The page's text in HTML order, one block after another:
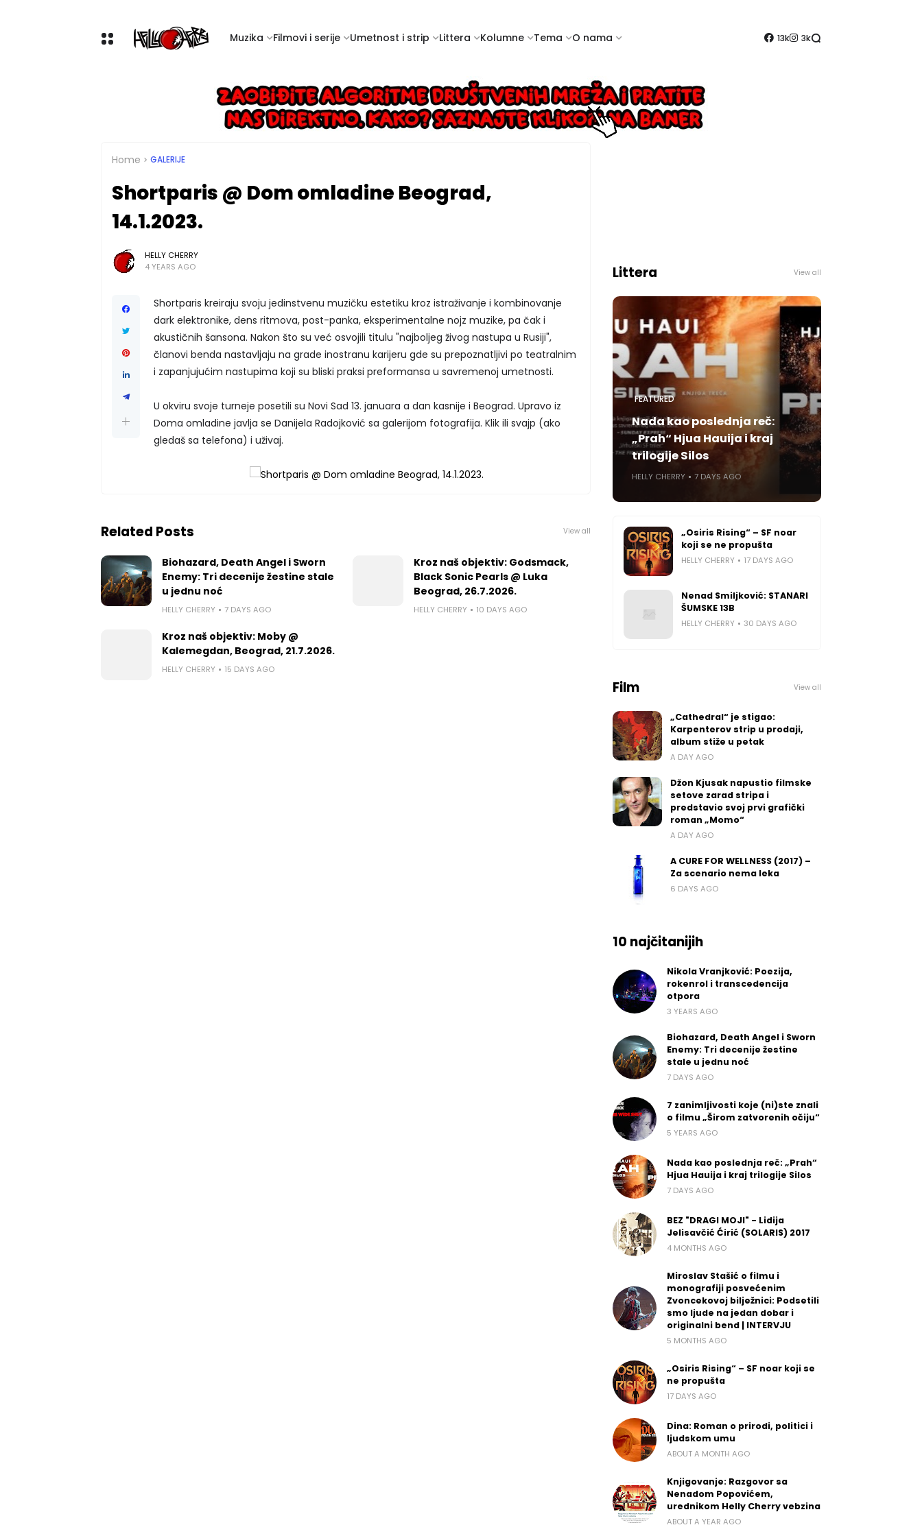
Muzika Filmovi i serije Umetnost i strip Littera Kolumne Tema O nama 13k 3k
Home GALERIJE
Shortparis @ Dom omladine Beograd,
14.1.2023.
HELLY CHERRY
4 YEARS AGO
Shortparis kreiraju svoju jedinstvenu muzičku estetiku kroz istraživanje i kombinovanje
dark elektronike, dens ritmova, post-panka, eksperimentalne nojz muzike, pa čak i
akustičnih šansona. Nakon što su već osvojili titulu "najboljeg živog nastupa u Rusiji",
članovi benda nastavljaju na grade inostranu karijeru gde su prepoznatljivi po teatralnim
i zapanjujućim nastupima koji su bliski praksi preformansa u savremenoj umetnosti.
U okviru svoje turneje posetili su Novi Sad 13. januara a dan kasnije i Beograd. Upravo iz
Doma omladine javlja se Danijela Radojković sa galerijom fotografija. Klik ili svajp (ako
gledaš sa telefona) i uživaj.
Related Posts View all
Biohazard, Death Angel i Sworn
Enemy: Tri decenije žestine stale
u jednu noć
HELLY CHERRY 7 DAYS AGO
Kroz naš objektiv: Godsmack,
Black Sonic Pearls @ Luka
Beograd, 26.7.2026.
HELLY CHERRY 10 DAYS AGO
Kroz naš objektiv: Moby @
Kalemegdan, Beograd, 21.7.2026.
HELLY CHERRY 15 DAYS AGO
Littera View all
FEATURED
Nada kao poslednja reč:
„Prah“ Hjua Hauija i kraj
trilogije Silos
HELLY CHERRY 7 DAYS AGO
„Osiris Rising“ – SF noar
koji se ne propušta
HELLY CHERRY 17 DAYS AGO
Nenad Smiljković: STANARI
ŠUMSKE 13B
HELLY CHERRY 30 DAYS AGO
Film View all
„Cathedral“ je stigao:
Karpenterov strip u prodaji,
album stiže u petak
A DAY AGO
Džon Kjusak napustio filmske
setove zarad stripa i
predstavio svoj prvi grafički
roman „Momo“
A DAY AGO
A CURE FOR WELLNESS (2017) –
Za scenario nema leka
6 DAYS AGO
10 najčitanijih
Nikola Vranjković: Poezija,
rokenrol i transcedencija
otpora
3 YEARS AGO
Biohazard, Death Angel i Sworn
Enemy: Tri decenije žestine
stale u jednu noć
7 DAYS AGO
7 zanimljivosti koje (ni)ste znali
o filmu „Širom zatvorenih očiju“
5 YEARS AGO
Nada kao poslednja reč: „Prah“
Hjua Hauija i kraj trilogije Silos
7 DAYS AGO
BEZ "DRAGI MOJI" - Lidija
Jelisavčić Ćirić (SOLARIS) 2017
4 MONTHS AGO
Miroslav Stašić o filmu i
monografiji posvećenim
Zvoncekovoj bilježnici: Podsetili
smo ljude na jedan dobar i
originalni bend | INTERVJU
5 MONTHS AGO
„Osiris Rising“ – SF noar koji se
ne propušta
17 DAYS AGO
Dina: Roman o prirodi, politici i
ljudskom umu
ABOUT A MONTH AGO
Knjigovanje: Razgovor sa
Nenadom Popovićem,
urednikom Helly Cherry vebzina
ABOUT A YEAR AGO